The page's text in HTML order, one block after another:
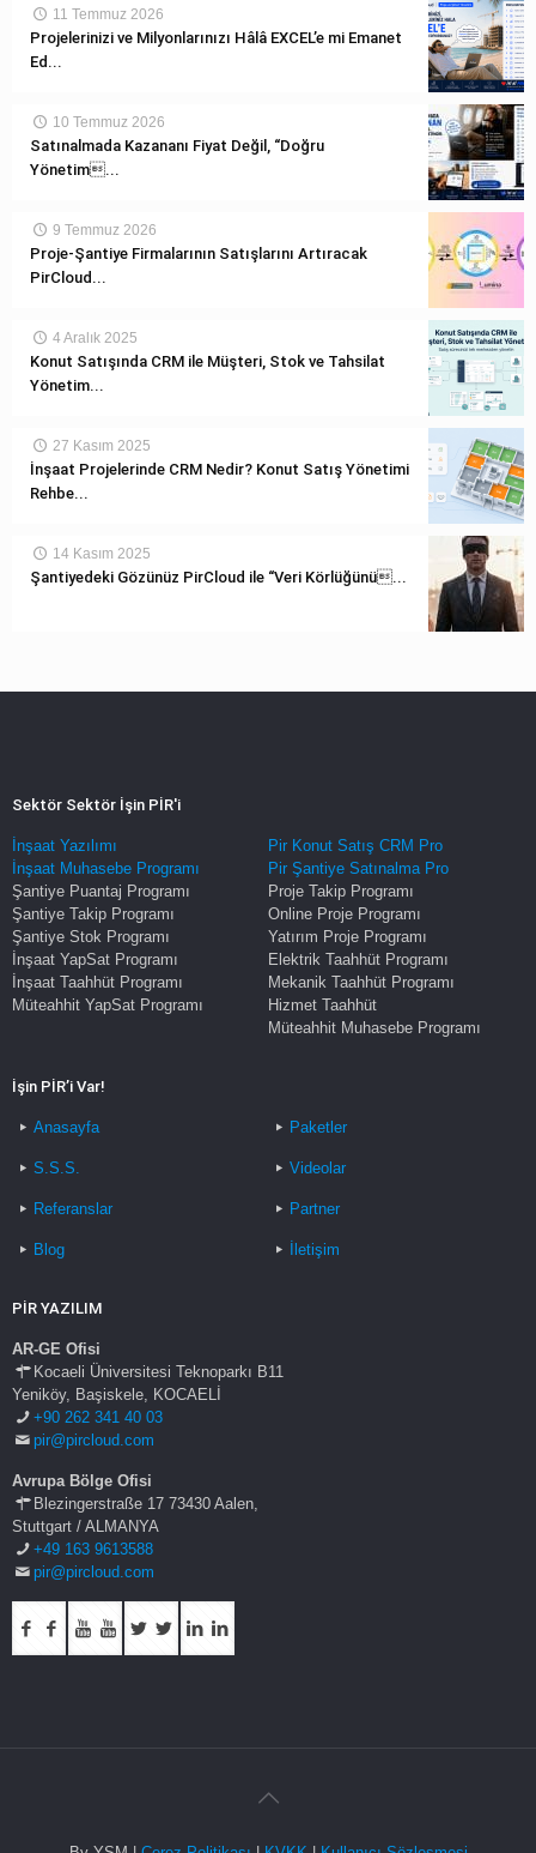
11 Temmuz 2026
Projelerinizi ve Milyonlarınızı Hâlâ EXCEL’e mi Emanet
Ed...
10 Temmuz 2026
Satınalmada Kazananı Fiyat Değil, “Doğru
Yönetim...
9 Temmuz 2026
Proje-Şantiye Firmalarının Satışlarını Artıracak
PirCloud...
4 Aralık 2025
Konut Satışında CRM ile Müşteri, Stok ve Tahsilat
Yönetim...
27 Kasım 2025
İnşaat Projelerinde CRM Nedir? Konut Satış Yönetimi
Rehbe...
14 Kasım 2025
Şantiyedeki Gözünüz PirCloud ile “Veri Körlüğünü...
Sektör Sektör İşin PİR'i
İnşaat Yazılımı
İnşaat Muhasebe Programı
Şantiye Puantaj Programı
Şantiye Takip Programı
Şantiye Stok Programı
İnşaat YapSat Programı
İnşaat Taahhüt Programı
Müteahhit YapSat Programı
Pir Konut Satış CRM Pro
Pir Şantiye Satınalma Pro
Proje Takip Programı
Online Proje Programı
Yatırım Proje Programı
Elektrik Taahhüt Programı
Mekanik Taahhüt Programı
Hizmet Taahhüt
Müteahhit Muhasebe Programı
İşin PİR’i Var!
Anasayfa Paketler
S.S.S. Videolar
Referanslar Partner
Blog İletişim
PİR YAZILIM
AR-GE Ofisi
Kocaeli Üniversitesi Teknoparkı B11
Yeniköy, Başiskele, KOCAELİ
+90 262 341 40 03
pir@pircloud.com
Avrupa Bölge Ofisi
Blezingerstraße 17 73430 Aalen,
Stuttgart / ALMANYA
+49 163 9613588
pir@pircloud.com